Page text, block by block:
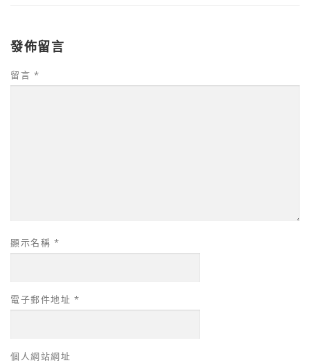
發佈留言
留言 *
顯示名稱 *
電子郵件地址 *
個人網站網址